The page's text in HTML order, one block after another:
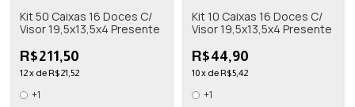
Kit 50 Caixas 16 Doces C/
Visor 19,5x13,5x4 Presente
R$211,50
12x de R$21,52
+1
Kit 10 Caixas 16 Doces C/
Visor 19,5x13,5x4 Presente
R$44,90
10x de R$5,42
+1